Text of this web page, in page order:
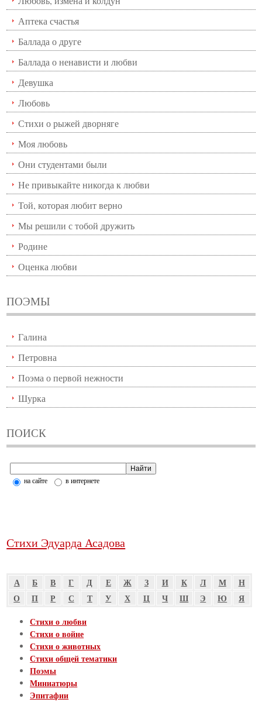
Аптека счастья
Баллада о друге
Баллада о ненависти и любви
Девушка
Любовь
Стихи о рыжей дворняге
Моя любовь
Они студентами были
Не привыкайте никогда к любви
Той, которая любит верно
Мы решили с тобой дружить
Родине
Оценка любви
ПОЭМЫ
Галина
Петровна
Поэма о первой нежности
Шурка
ПОИСК
на сайте в интернете
Стихи Эдуарда Асадова
А Б В Г Д Е Ж З И К Л М
Н
О
П Р С Т У Х Ц Ч Ш Э Ю
Я
Стихи о любви
Стихи о войне
Стихи о животных
Стихи общей тематики
Поэмы
Миниатюры
Эпитафии